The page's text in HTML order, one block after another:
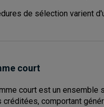
de sélection varient
court
court est un ensemble
comportant